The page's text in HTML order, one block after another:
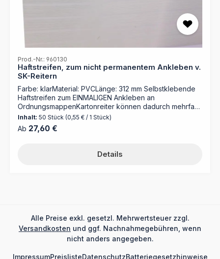
Prod.-Nr.: 960130
Haftstreifen, zum nicht permanentem Ankleben v.
SK-Reitern
Farbe: klarMaterial: PVCLänge: 312 mm Selbstklebende
Haftstreifen zum EINMALIGEN Ankleben an
OrdnungsmappenKartonreiter können dadurch mehrfach
versetzt werden, Mappen somit wiederverwendet
werden Verpackungseinheit = 50 Stück
Inhalt: 50 Stück (0,55 € / 1 Stück)
Regulärer Preis:
Ab 27,60 €
Details
Alle Preise exkl. gesetzl. Mehrwertsteuer zzgl.
Versandkosten und ggf. Nachnahmegebühren, wenn
nicht anders angegeben.
ImpressumPreislisteDatenschutzBatteriegesetzhinweise